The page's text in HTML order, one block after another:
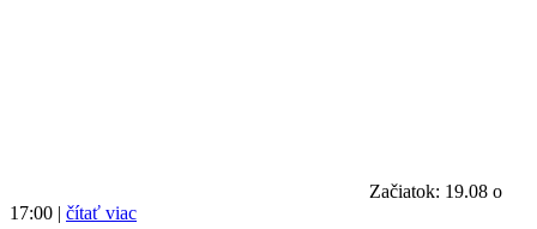
Začiatok: 19.08 o
17:00 | čítať viac